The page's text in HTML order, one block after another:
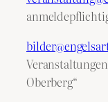
Oberberg“